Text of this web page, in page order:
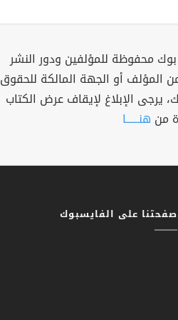
محفوظة للمؤلفين ودور النشر
المؤلف أو الجهة المالكة للحقوق
يرجى الإبلاغ لإيقاف عرض الكتاب
من هنــــــا
صفحتنا على الفايسبوك